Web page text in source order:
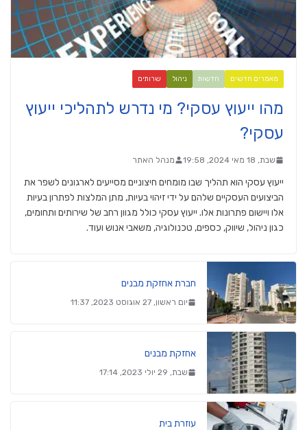
מאמרים חדשים חדשות ניהול שרותים
מהו ייעוץ עסקי? מי נדרש לתהליכי ייעוץ
עסקי?
שבת, 18 מאי 2024, 19:58 מנהל האתר
ייעוץ עסקי הוא תהליך שבו מומחים חיצוניים מסייעים לארגונים לשפר את
הביצועים העסקיים שלהם על ידי זיהוי בעיות, מתן המלצות לפתרון בעיות
אלו ויישום פתרונות אלו. ייעוץ עסקי כולל מגוון רחב של שירותים ותחומים,
כגון ניהול, שיווק, כספים, טכנולוגיה, משאבי אנוש ועוד.
חברת אחזקת מבנים
יום ראשון, 27 אוגוסט 2023, 11:37
אחזקת מבנים
שבת, 29 יולי 2023, 17:14
עוזרת בית